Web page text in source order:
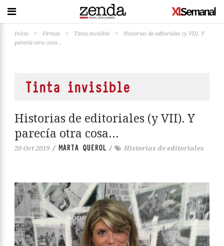
Inicio > Firmas > Tinta invisible >
Historias de editoriales (y VII). Y
parecía otra cosa…
Tinta invisible
Historias de editoriales (y VII). Y
parecía otra cosa…
20 Oct 2019 / MARTA QUEROL / Historias de editoriales